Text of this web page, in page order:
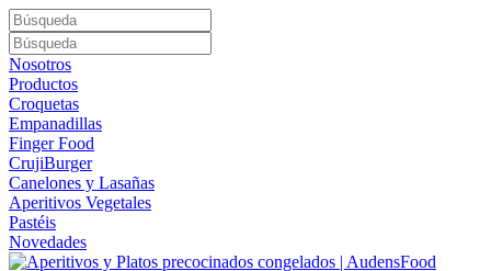
Nosotros
Productos
Croquetas
Empanadillas
Finger Food
CrujiBurger
Canelones y Lasañas
Aperitivos Vegetales
Pastéis
Novedades